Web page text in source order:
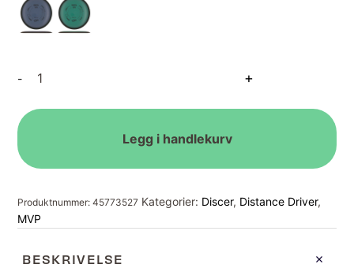
-
Orbital
+
Legg i handlekurv
Produktnummer:45773527 Kategorier: Discer, Distance Driver,
MVP
BESKRIVELSE